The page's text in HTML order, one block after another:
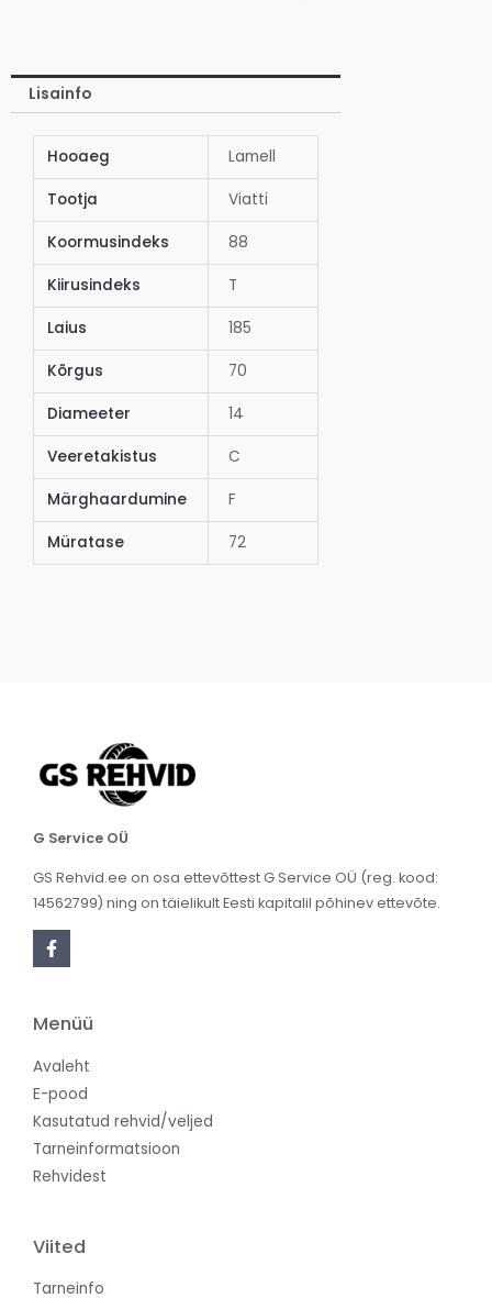
Lisainfo
Hooaeg Lamell
Tootja Viatti
Koormusindeks 88
Kiirusindeks T
Laius 185
Kõrgus 70
Diameeter 14
Veeretakistus C
Märghaardumine F
Müratase 72
G Service OÜ
GS Rehvid.ee on osa ettevõttest G Service OÜ (reg. kood:
14562799) ning on täielikult Eesti kapitalil põhinev ettevõte.
Menüü
Avaleht
E-pood
Kasutatud rehvid/veljed
Tarneinformatsioon
Rehvidest
Viited
Tarneinfo